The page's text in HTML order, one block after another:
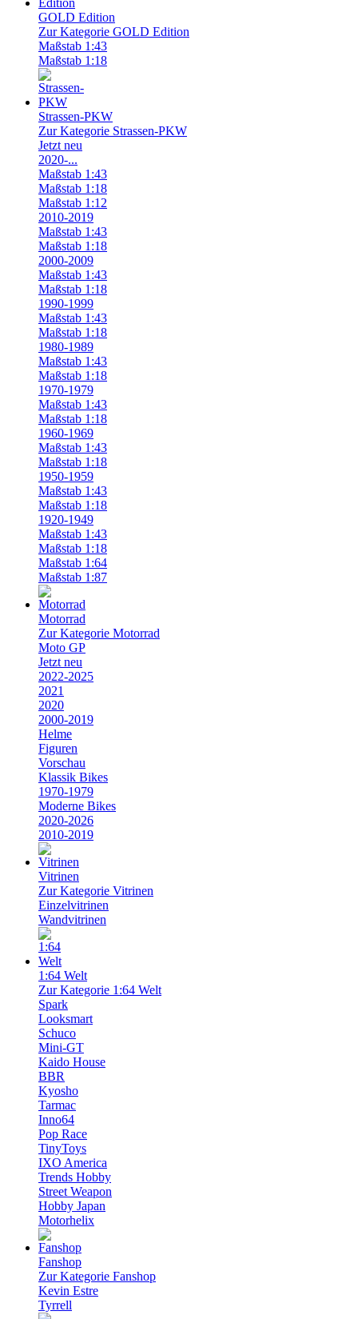
GOLD Edition
Zur Kategorie GOLD Edition
Maßstab 1:43
Maßstab 1:18
Strassen-PKW
Zur Kategorie Strassen-PKW
Jetzt neu
2020-...
Maßstab 1:43
Maßstab 1:18
Maßstab 1:12
2010-2019
Maßstab 1:43
Maßstab 1:18
2000-2009
Maßstab 1:43
Maßstab 1:18
1990-1999
Maßstab 1:43
Maßstab 1:18
1980-1989
Maßstab 1:43
Maßstab 1:18
1970-1979
Maßstab 1:43
Maßstab 1:18
1960-1969
Maßstab 1:43
Maßstab 1:18
1950-1959
Maßstab 1:43
Maßstab 1:18
1920-1949
Maßstab 1:43
Maßstab 1:18
Maßstab 1:64
Maßstab 1:87
Motorrad
Zur Kategorie Motorrad
Moto GP
Jetzt neu
2022-2025
2021
2020
2000-2019
Helme
Figuren
Vorschau
Klassik Bikes
1970-1979
Moderne Bikes
2020-2026
2010-2019
Vitrinen
Zur Kategorie Vitrinen
Einzelvitrinen
Wandvitrinen
1:64 Welt
Zur Kategorie 1:64 Welt
Spark
Looksmart
Schuco
Mini-GT
Kaido House
BBR
Kyosho
Tarmac
Inno64
Pop Race
TinyToys
IXO America
Trends Hobby
Street Weapon
Hobby Japan
Motorhelix
Fanshop
Zur Kategorie Fanshop
Kevin Estre
Tyrrell